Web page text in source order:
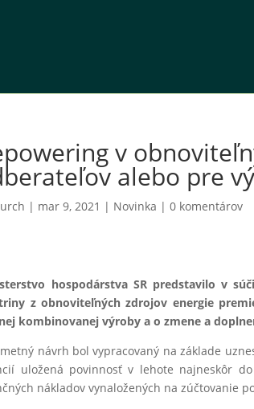
v
alebo pre
| mar 9, 2021 | Novinka |0 komentárov
hospodárstva SR predstavilo v
z obnoviteľných zdrojov energie
kombinovanej výroby a o zmene a
návrh bol vypracovaný na základe
uložená povinnosť v lehote najneskôr
nákladov vynaložených na zúčtovanie